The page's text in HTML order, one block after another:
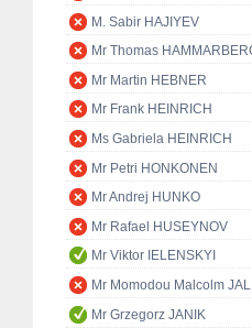
M. Sabir HAJIYEV
Mr Thomas
Mr Martin HEBNER
Mr Frank HEINRICH
Ms Gabriela HEINRICH
Mr Petri HONKONEN
Mr Andrej HUNKO
Mr Rafael HUSEYNOV
Mr Viktor IELENSKYI
Mr Momodou Malcolm
Mr Grzegorz JANIK